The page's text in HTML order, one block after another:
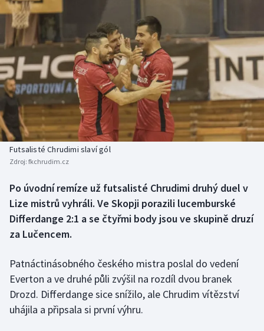
Cyklistika
DALŠÍ SPORTY
Americký fotbal
Baseball a softbal
Basketbal
Biatlon
Box
Curling
Dostihy
Florbal
Futsal
NEPŘEHLÉDNĚTE
Soutěže
Historické návraty
Aplikace ČT sport
Futsalisté Chrudimi slaví gól
Zdroj: fkchrudim.cz
Po úvodní remíze už futsalisté Chrudimi druhý duel v
Lize mistrů vyhráli. Ve Skopji porazili lucemburské
Differdange 2:1 a se čtyřmi body jsou ve skupině druzí
za Lučencem.
Patnáctinásobného českého mistra poslal do vedení
Everton a ve druhé půli zvýšil na rozdíl dvou branek
Drozd. Differdange sice snížilo, ale Chrudim vítězství
uhájila a připsala si první výhru.